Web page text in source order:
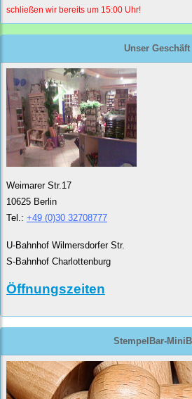
schließen wir bereits um 15:00 Uhr!
Unser Geschäft
Weimarer Str.17
10625 Berlin
Tel.: +49 (0)30 32708777
U-Bahnhof Wilmersdorfer Str.
S-Bahnhof Charlottenburg
Öffnungszeiten
StempelBar-